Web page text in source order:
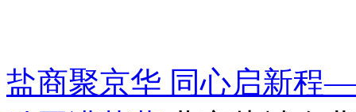
盐商聚京华 同心启新程